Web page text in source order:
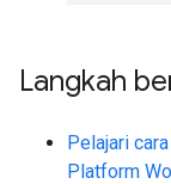
Langkah
Pelajari
Platform